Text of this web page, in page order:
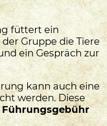
füttert ein
Gruppe die Tiere
ein Gespräch zur
kann auch eine
werden. Diese